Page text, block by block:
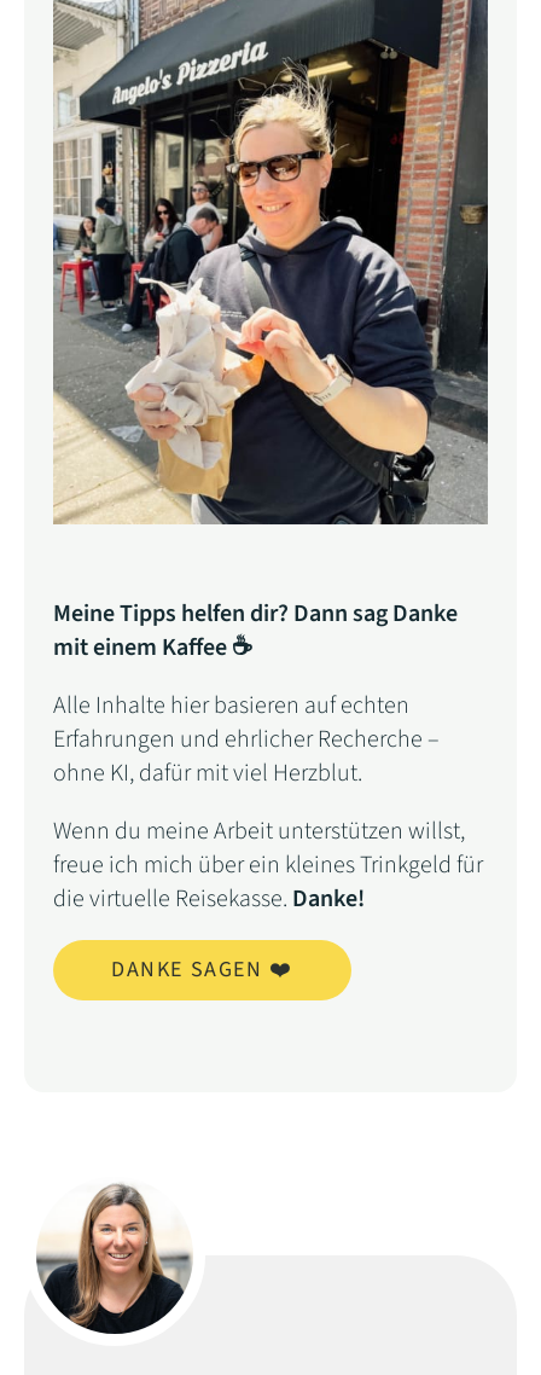
Meine Tipps helfen dir? Dann sag Danke
mit einem Kaffee ☕
Alle Inhalte hier basieren auf echten
Erfahrungen und ehrlicher Recherche –
ohne KI, dafür mit viel Herzblut.
Wenn du meine Arbeit unterstützen willst,
freue ich mich über ein kleines Trinkgeld für
die virtuelle Reisekasse. Danke!
DANKE SAGEN ❤️